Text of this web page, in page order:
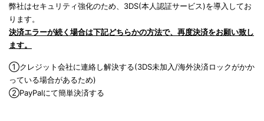
弊社はセキュリティ強化のため、3DS(本人認証サービス)を導入してお
ります。
決済エラーが続く場合は下記どちらかの方法で、再度決済をお願い致し
ます。
①クレジット会社に連絡し解決する(3DS未加入/海外決済ロックがかか
っている場合があるため)
②PayPalにて簡単決済する